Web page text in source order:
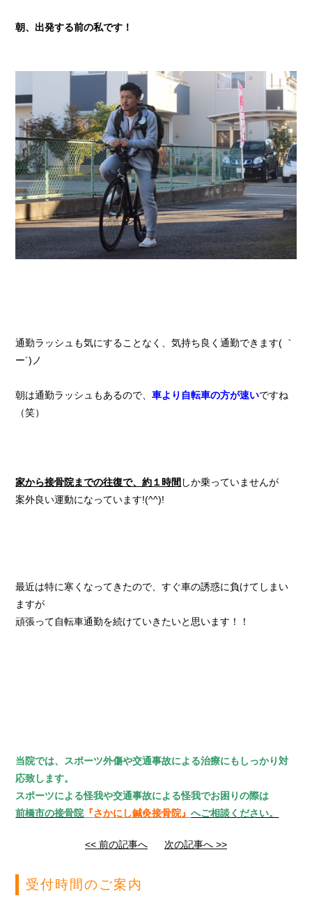
朝、出発する前の私です！
通勤ラッシュも気にすることなく、気持ち良く通勤できます( ｀
ー´)ノ
朝は通勤ラッシュもあるので、車より自転車の方が速いですね
（笑）
家から接骨院までの往復で、約１時間 しか乗っていませんが
案外良い運動になっています!(^^)!
最近は特に寒くなってきたので、すぐ車の誘惑に負けてしまい
ますが
頑張って自転車通勤を続けていきたいと思います！！
当院では、スポーツ外傷や交通事故による治療にもしっかり対
応致します。
スポーツによる怪我や交通事故による怪我でお困りの際は
前橋市の接骨院『さかにし鍼灸接骨院』へご相談ください。
<< 前の記事へ 次の記事へ >>
受付時間のご案内